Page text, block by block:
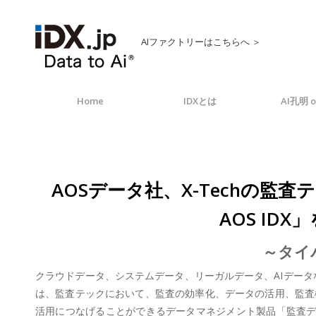
AIファクトリーはこちらへ ＞
Home IDXとは AI孔明
AOSデータ社、X-Techの監査
AOS IDX
～タ
クラウドデータ、システムデータ、リーガルデータ、AIデー
は、監査テックにおいて、監査の効率化、データの活用、監
活用につなげることができるデータマネジメント製品「監査